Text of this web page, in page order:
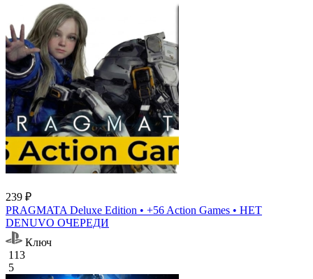
239 ₽
PRAGMATA Deluxe Edition • +56 Action Games • НЕТ
DENUVO ОЧЕРЕДИ
Ключ
113
5